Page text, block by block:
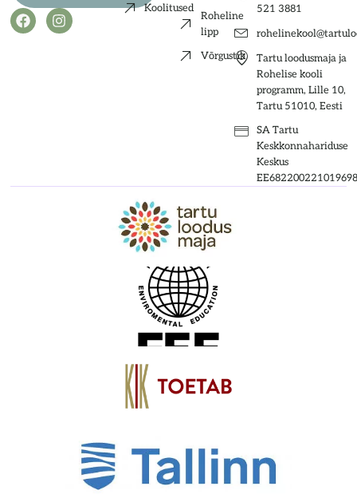
Koolitused
Roheline
lipp
Võrgustik
521 3881
Tartu loodusmaja ja
Rohelise kooli
programm, Lille 10,
Tartu 51010, Eesti
SA Tartu
Keskkonnahariduse
Keskus